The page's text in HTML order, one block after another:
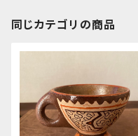
同じカテゴリの商品